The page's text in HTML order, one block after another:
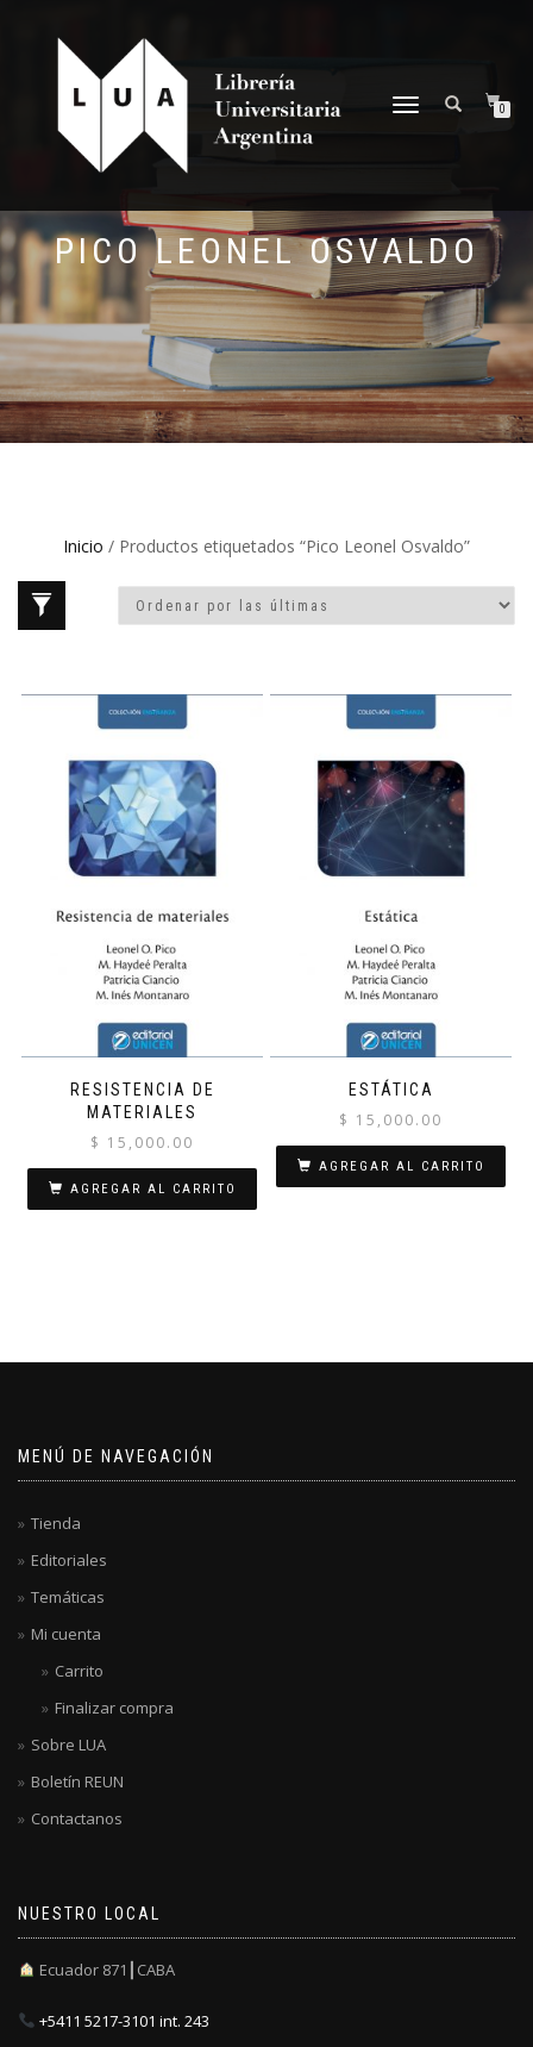
NAVEGACIÓN
0
PICO LEONEL OSVALDO
Inicio / Productos etiquetados “Pico Leonel Osvaldo”
RESISTENCIA DE
MATERIALES
$ 15,000.00
AGREGAR AL CARRITO
ESTÁTICA
$ 15,000.00
AGREGAR AL CARRITO
MENÚ DE NAVEGACIÓN
Tienda
Editoriales
Temáticas
Mi cuenta
Carrito
Finalizar compra
Sobre LUA
Boletín REUN
Contactanos
NUESTRO LOCAL
Ecuador 871┃CABA
+5411 5217-3101 int. 243